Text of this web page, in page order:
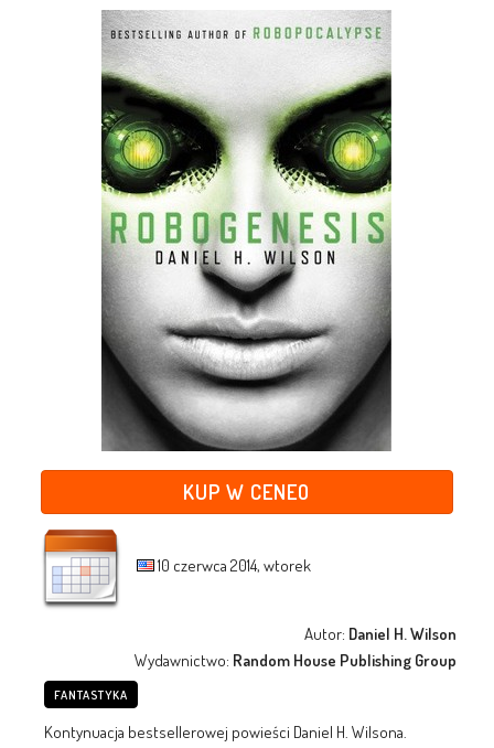
KUP W CENEO
10 czerwca 2014, wtorek
Autor: Daniel H. Wilson
Wydawnictwo: Random House Publishing Group
FANTASTYKA
Kontynuacja bestsellerowej powieści Daniel H. Wilsona.